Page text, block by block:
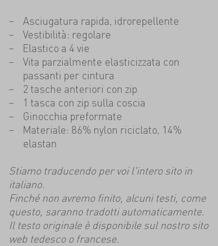
Asciugatura rapida, idrorepellente
Vestibilità: regolare
Elastico a 4 vie
Vita parzialmente elasticizzata con
passanti per cintura
2 tasche anteriori con zip
1 tasca con zip sulla coscia
Ginocchia preformate
Materiale: 86% nylon riciclato, 14%
elastan
Stiamo traducendo per voi l'intero sito in
italiano.
Finché non avremo finito, alcuni testi, come
questo, saranno tradotti automaticamente.
Il testo originale è disponibile sul nostro sito
web tedesco o francese.